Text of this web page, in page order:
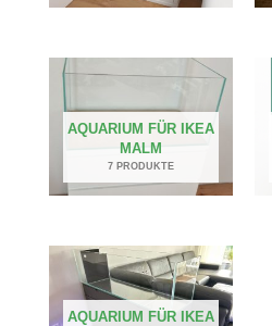
AQUARIUM FÜR IKEA
MALM
7 PRODUKTE
AQUARIUM FÜR IKEA